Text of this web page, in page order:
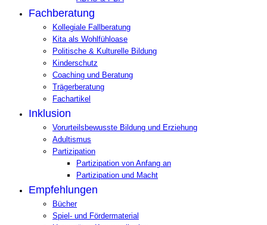
Fachberatung
Kollegiale Fallberatung
Kita als Wohlfühloase
Politische & Kulturelle Bildung
Kinderschutz
Coaching und Beratung
Trägerberatung
Fachartikel
Inklusion
Vorurteilsbewusste Bildung und Erziehung
Adultismus
Partizipation
Partizipation von Anfang an
Partizipation und Macht
Empfehlungen
Bücher
Spiel- und Fördermaterial